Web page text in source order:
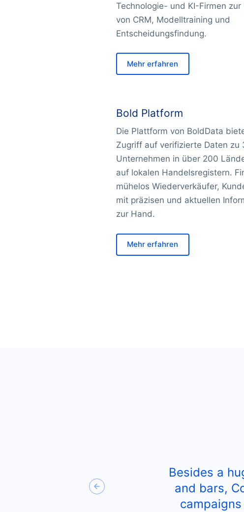
Technologie- und KI-Firmen
von CRM, Modelltraining und
Entscheidungsfindung.
Mehr erfahren
Bold Platform
Die Plattform von BoldData
Zugriff auf verifizierte Daten zu
Unternehmen in über 200
auf lokalen Handelsregistern.
mühelos Wiederverkäufer,
mit präzisen und aktuellen
zur Hand.
Mehr erfahren
Besides a
and bars,
Previous